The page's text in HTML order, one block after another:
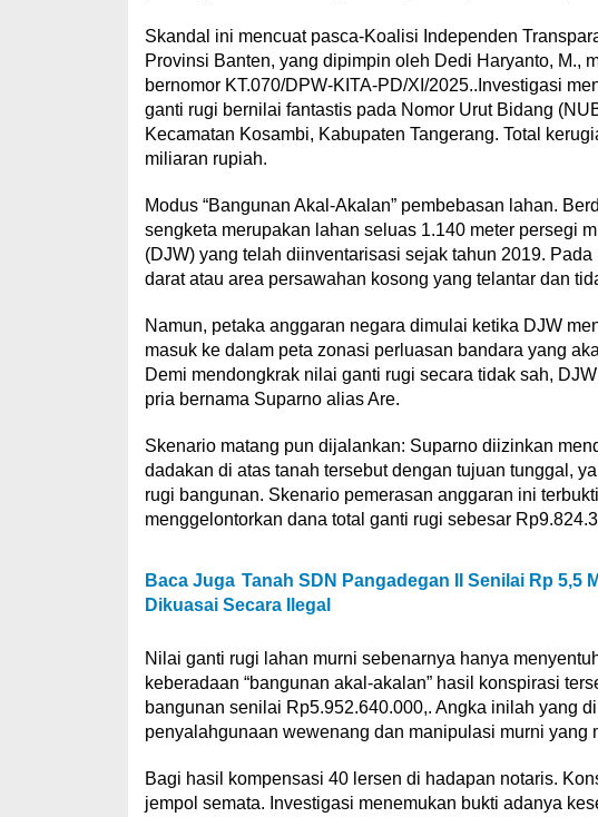
Skandal ini mencuat pasca-Koalisi Independen
Provinsi Banten, yang dipimpin oleh Dedi Haryanto, M.,
bernomor KT.070/DPW-KITA-PD/XI/2025..Investigasi
ganti rugi bernilai fantastis pada Nomor Urut Bidang
Kecamatan Kosambi, Kabupaten Tangerang. Total
miliaran rupiah.
Modus “Bangunan Akal-Akalan” pembebasan lahan.
sengketa merupakan lahan seluas 1.140 meter persegi
(DJW) yang telah diinventarisasi sejak tahun 2019.
darat atau area persawahan kosong yang telantar dan
Namun, petaka anggaran negara dimulai ketika DJW
masuk ke dalam peta zonasi perluasan bandara yang
Demi mendongkrak nilai ganti rugi secara tidak sah,
pria bernama Suparno alias Are.
Skenario matang pun dijalankan: Suparno diizinkan
dadakan di atas tanah tersebut dengan tujuan tunggal,
rugi bangunan. Skenario pemerasan anggaran ini
menggelontorkan dana total ganti rugi sebesar
Baca Juga Tanah SDN Pangadegan II Senilai Rp 5,5
Dikuasai Secara Ilegal
Nilai ganti rugi lahan murni sebenarnya hanya
keberadaan “bangunan akal-akalan” hasil konspirasi
bangunan senilai Rp5.952.640.000,. Angka inilah yang
penyalahgunaan wewenang dan manipulasi murni yang
Bagi hasil kompensasi 40 lersen di hadapan notaris.
jempol semata. Investigasi menemukan bukti adanya